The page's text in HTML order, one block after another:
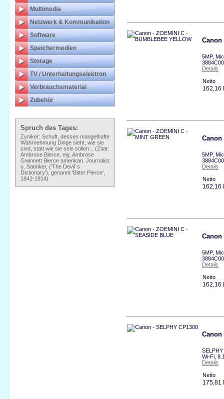
Canon
5MP,
Details
Netto
162,16
Canon
5MP,
Details
Netto
162,16
Canon
5MP,
Details
Netto
162,16
Canon
Wi-Fi,
Details
Netto
175,81
Multimedia
Netzwerk & Kommunikation
Software
Speichermedien
Storage
TV / Unterhaltungselektron
Verbrauchsmaterial
Zubehör
Spruch des Tages:
Zyniker: Schuft, dessen mangelhafte
Wahrnehmung Dinge sieht, wie sie
sind, statt wie sie sein sollen... (Zitat:
Ambrose Bierce, eig. Ambrose
Gwinnett Bierce amerikan. Journalist
u. Satiriker, ('The Devil´s
Dictionary'), genannt 'Bitter Pierce',
1842-1914)